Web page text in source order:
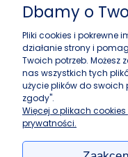
ul.
Dbamy o
Pliki cookies i pokrewne
działanie strony i
Twoich potrzeb. Możesz
nas wszystkich tych
użycie plików do swoich
zgody".
Więcej o plikach
prywatności.